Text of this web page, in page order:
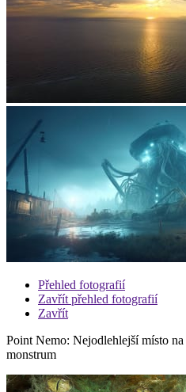
Přehled fotografií
Zavřít přehled fotografií
Zavřít
Point Nemo: Nejodlehlejší místo
monstrum